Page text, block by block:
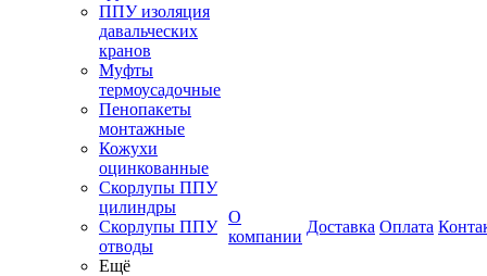
ППУ изоляция
давальческих
кранов
Муфты
термоусадочные
Пенопакеты
монтажные
Кожухи
оцинкованные
Скорлупы ППУ
цилиндры
Скорлупы ППУ
отводы
Ещё
О
компании
Доставка Оплата